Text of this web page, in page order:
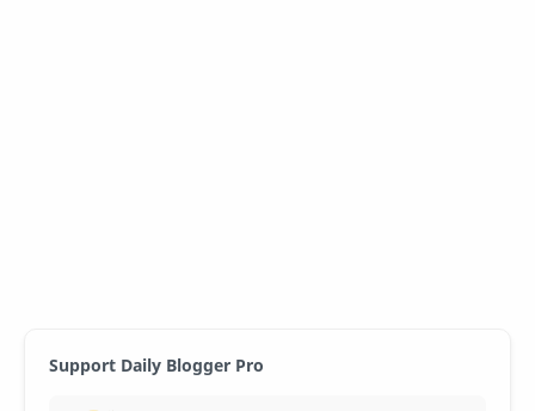
Support Daily Blogger Pro